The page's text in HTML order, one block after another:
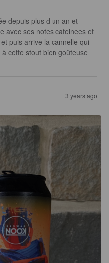
depuis plus d un an et
avec ses notes cafeinees et
puis arrive la cannelle qui
cette stout bien goûteuse
3 years ago